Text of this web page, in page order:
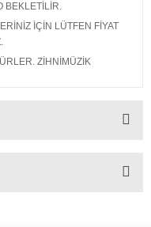
BEKLETİLİR.
İÇİN LÜTFEN FİYAT
ZİHNİMÜZİK